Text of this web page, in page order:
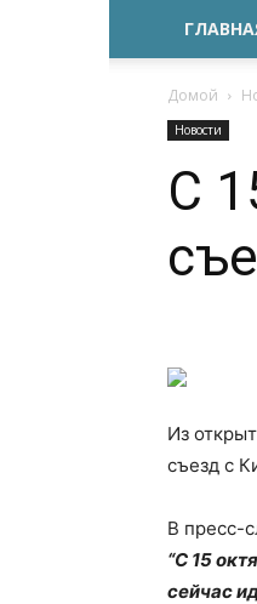
Домой
Новости
С
Из
съезд с
В пресс-
“С 15
сейчас